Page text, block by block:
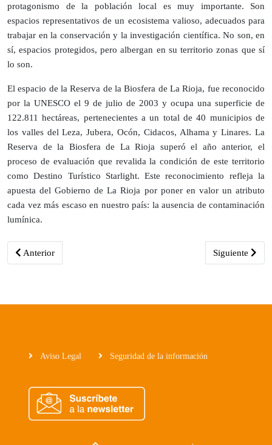
protagonismo de la población local es muy importante. Son
espacios representativos de un ecosistema valioso, adecuados para
trabajar en la conservación y la investigación científica. No son, en
sí, espacios protegidos, pero albergan en su territorio zonas que sí
lo son.
El espacio de la Reserva de la Biosfera de La Rioja, fue reconocido
por la UNESCO el 9 de julio de 2003 y ocupa una superficie de
122.811 hectáreas, pertenecientes a un total de 40 municipios de
los valles del Leza, Jubera, Ocón, Cidacos, Alhama y Linares. La
Reserva de la Biosfera de La Rioja superó el año anterior, el
proceso de evaluación que revalida la condición de este territorio
como Destino Turístico Starlight. Este reconocimiento refleja la
apuesta del Gobierno de La Rioja por poner en valor un atributo
cada vez más escaso en nuestro país: la ausencia de contaminación
lumínica.
Artículo anterior: XXI Fiesta de la Trashumancia en Brieva de
Anterior Artículo
Siguiente
Aviso Legal Seguridad de la información